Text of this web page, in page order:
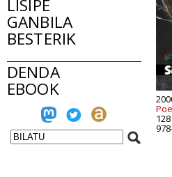
LISIPE
GANBILA
BESTERIK
DENDA
EBOOK